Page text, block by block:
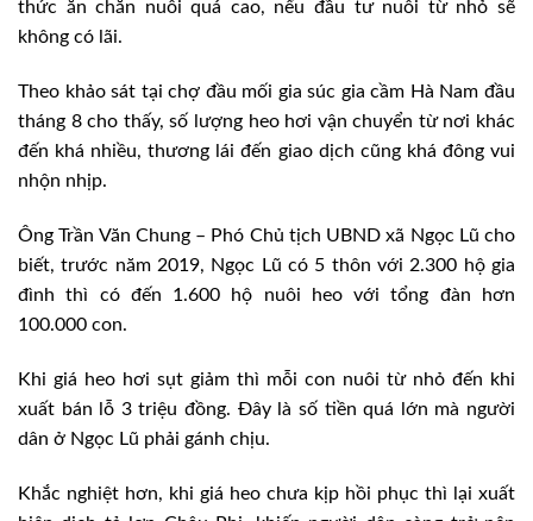
thức ăn chăn nuôi quá cao, nếu đầu tư nuôi từ nhỏ sẽ
không có lãi.
Theo khảo sát tại chợ đầu mối gia súc gia cầm Hà Nam đầu
tháng 8 cho thấy, số lượng heo hơi vận chuyển từ nơi khác
đến khá nhiều, thương lái đến giao dịch cũng khá đông vui
nhộn nhịp.
Ông Trần Văn Chung – Phó Chủ tịch UBND xã Ngọc Lũ cho
biết, trước năm 2019, Ngọc Lũ có 5 thôn với 2.300 hộ gia
đình thì có đến 1.600 hộ nuôi heo với tổng đàn hơn
100.000 con.
Khi giá heo hơi sụt giảm thì mỗi con nuôi từ nhỏ đến khi
xuất bán lỗ 3 triệu đồng. Đây là số tiền quá lớn mà người
dân ở Ngọc Lũ phải gánh chịu.
Khắc nghiệt hơn, khi giá heo chưa kịp hồi phục thì lại xuất